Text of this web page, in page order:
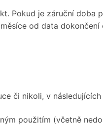
Pokud je záruční doba
od data dokončení
či nikoli, v následujících
použitím (včetně